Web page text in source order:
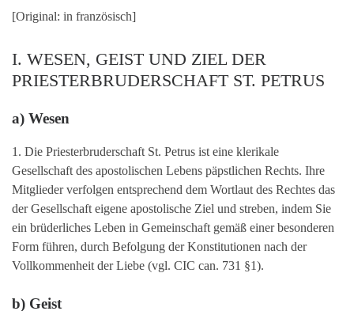
[Original: in französisch]
I. WESEN, GEIST UND ZIEL DER
PRIESTERBRUDERSCHAFT ST. PETRUS
a) Wesen
1. Die Priesterbruderschaft St. Petrus ist eine klerikale
Gesellschaft des apostolischen Lebens päpstlichen Rechts. Ihre
Mitglieder verfolgen entsprechend dem Wortlaut des Rechtes das
der Gesellschaft eigene apostolische Ziel und streben, indem Sie
ein brüderliches Leben in Gemeinschaft gemäß einer besonderen
Form führen, durch Befolgung der Konstitutionen nach der
Vollkommenheit der Liebe (vgl. CIC can. 731 §1).
b) Geist